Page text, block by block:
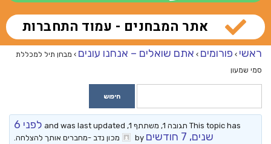
אתר המבחנים - עמוד התחברות
ראשי › פורומים › אתם שואלים – אנחנו עונים › מבחן תיל למכללת
סמי שמעון
This topic has תגובה 1, משתתף 1, and was last updated
לפני 6
שנים, 7 חודשים
מכון נדב -מחברים אותך להצלחה.